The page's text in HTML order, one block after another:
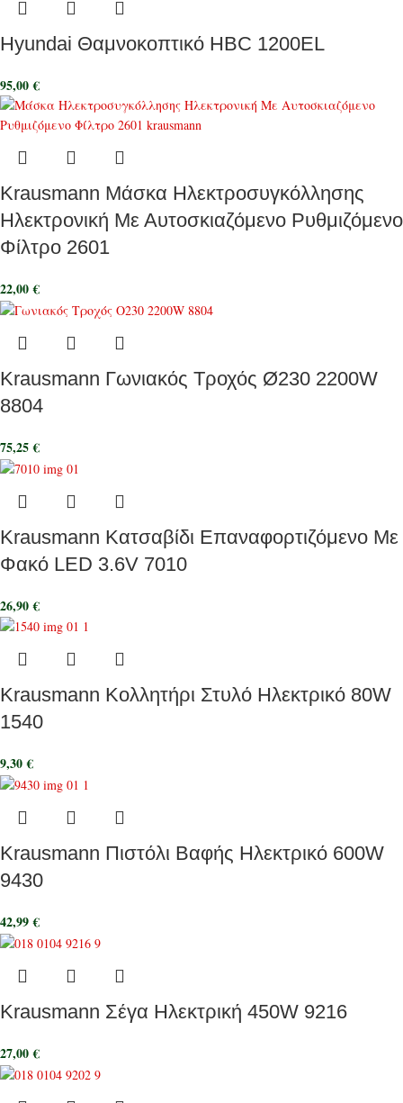
Hyundai Θαμνοκοπτικό HBC 1200EL
95,00€
Krausmann Mάσκα Ηλεκτροσυγκόλλησης
Ηλεκτρονική Με Αυτοσκιαζόμενο Ρυθμιζόμενο
Φίλτρο 2601
22,00€
Krausmann Γωνιακός Τροχός Ø230 2200W
8804
75,25€
Krausmann Κατσαβίδι Επαναφορτιζόμενο Με
Φακό LED 3.6V 7010
26,90€
Krausmann Κολλητήρι Στυλό Ηλεκτρικό 80W
1540
9,30€
Krausmann Πιστόλι Βαφής Ηλεκτρικό 600W
9430
42,99€
Krausmann Σέγα Ηλεκτρική 450W 9216
27,00€